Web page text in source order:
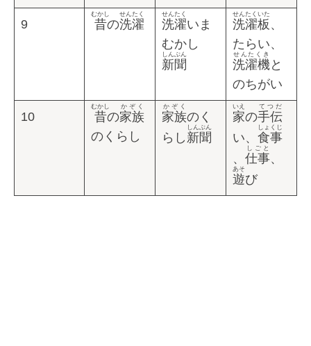
9 昔
むかし
の洗濯
せんたく
洗濯
せんたく
いま
むかし
新聞
しんぶん
洗濯板
せんたくいた
、
たらい、
洗濯機
せんたくき
と
のちがい
10 昔
むかし
の家族
かぞく
のくらし
家族
かぞく
のく
らし 新聞
しんぶん
家
いえ
の手伝
てつだ
い、 食事
しょくじ
、 仕事
しごと
、
遊
あそ
び